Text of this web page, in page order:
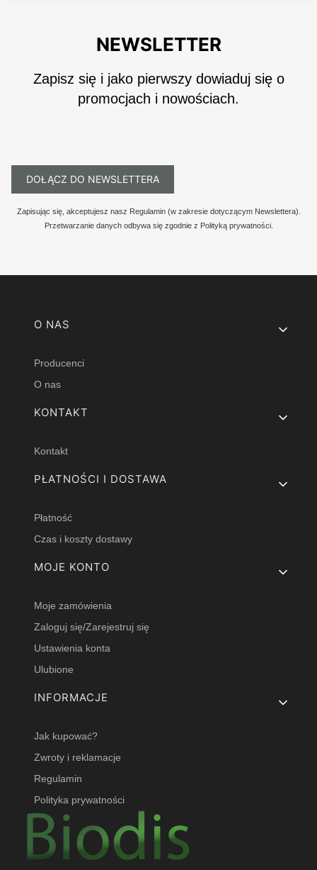
NEWSLETTER
Zapisz się i jako pierwszy dowiaduj się o
promocjach i nowościach.
DOŁĄCZ DO NEWSLETTERA
Zapisując się, akceptujesz nasz Regulamin (w zakresie dotyczącym Newslettera).
Przetwarzanie danych odbywa się zgodnie z Polityką prywatności.
Linki w stopce
O NAS
Producenci
O nas
KONTAKT
Kontakt
PŁATNOŚCI I DOSTAWA
Płatność
Czas i koszty dostawy
MOJE KONTO
Moje zamówienia
Zaloguj się/Zarejestruj się
Ustawienia konta
Ulubione
INFORMACJE
Jak kupować?
Zwroty i reklamacje
Regulamin
Polityka prywatności